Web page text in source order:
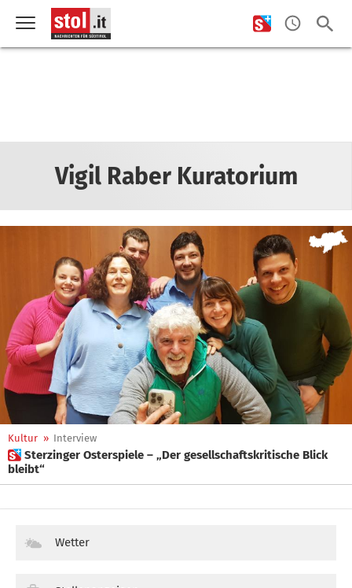
Vigil Raber Kuratorium
Kultur » Interview
 Sterzinger Osterspiele – „Der gesellschaftskritische Blick
bleibt“
Wetter